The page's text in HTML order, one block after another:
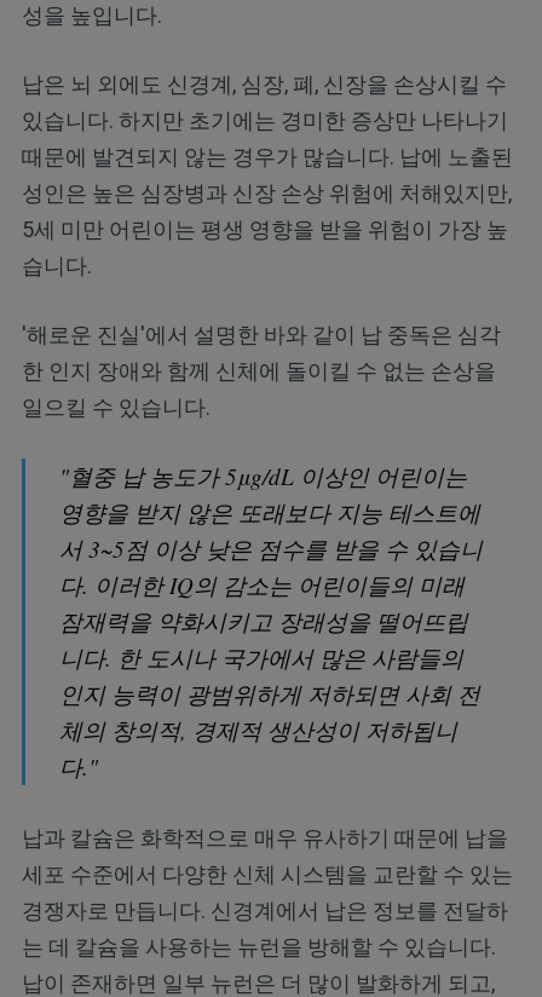
성을 높입니다.
납은 뇌 외에도 신경계, 심장, 폐, 신장을 손상시킬 수
있습니다. 하지만 초기에는 경미한 증상만 나타나기
때문에 발견되지 않는 경우가 많습니다. 납에 노출된
성인은 높은 심장병과 신장 손상 위험에 처해있지만,
5세 미만 어린이는 평생 영향을 받을 위험이 가장 높
습니다.
'해로운 진실'에서 설명한 바와 같이 납 중독은 심각
한 인지 장애와 함께 신체에 돌이킬 수 없는 손상을
일으킬 수 있습니다.
"혈중 납 농도가 5μg/dL 이상인 어린이는
영향을 받지 않은 또래보다 지능 테스트에
서 3~5점 이상 낮은 점수를 받을 수 있습니
다. 이러한 IQ의 감소는 어린이들의 미래
잠재력을 약화시키고 장래성을 떨어뜨립
니다. 한 도시나 국가에서 많은 사람들의
인지 능력이 광범위하게 저하되면 사회 전
체의 창의적, 경제적 생산성이 저하됩니
다."
납과 칼슘은 화학적으로 매우 유사하기 때문에 납을
세포 수준에서 다양한 신체 시스템을 교란할 수 있는
경쟁자로 만듭니다. 신경계에서 납은 정보를 전달하
는 데 칼슘을 사용하는 뉴런을 방해할 수 있습니다.
납이 존재하면 일부 뉴런은 더 많이 발화하게 되고,